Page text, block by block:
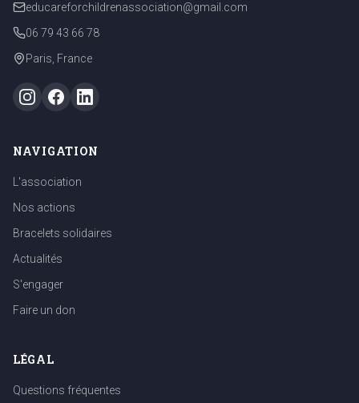
educareforchildrenassociation@gmail.com
06 79 43 66 78
Paris, France
NAVIGATION
L'association
Nos actions
Bracelets solidaires
Actualités
S'engager
Faire un don
LÉGAL
Questions fréquentes